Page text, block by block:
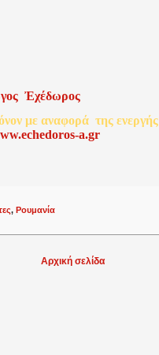
Ἐχέδωρος
με αναφορά της ενεργής
a.gr
, Ρουμανία
Αρχική σελίδα